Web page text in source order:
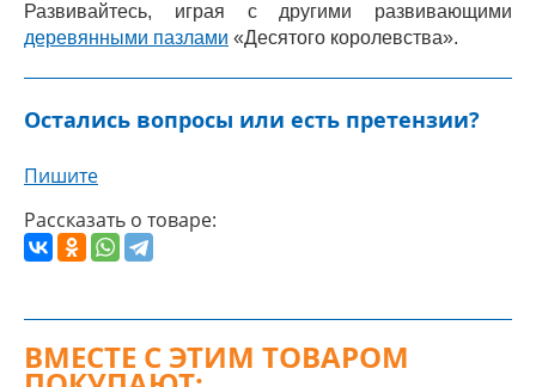
Развивайтесь, играя с другими развивающими
деревянными пазлами «Десятого королевства».
Остались вопросы или есть претензии?
Пишите
Рассказать о товаре:
ВМЕСТЕ С ЭТИМ ТОВАРОМ